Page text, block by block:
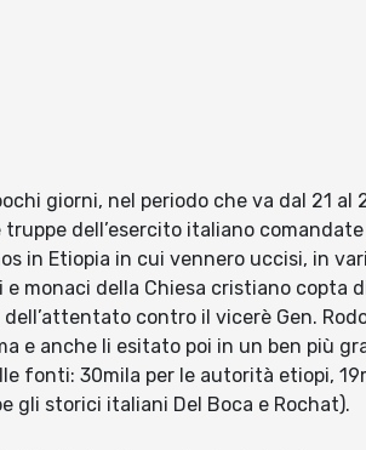
giorni, nel periodo che va dal 21 al
dell’esercito italiano comandate
in Etiopia in cui vennero uccisi, in
monaci della Chiesa cristiano copta
contro il vicerè Gen.
e anche li esitato poi in un ben più
fonti: 30mila per le autorità etiopi,
gli storici italiani Del Boca e Rochat).